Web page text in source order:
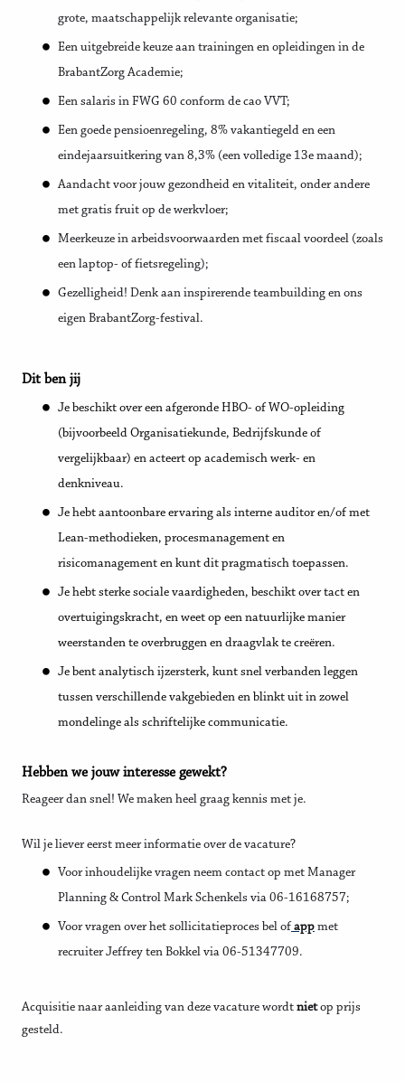
grote, maatschappelijk relevante organisatie;
Een uitgebreide keuze aan trainingen en opleidingen in de
BrabantZorg Academie;
Een salaris in FWG 60 conform de cao VVT;
Een goede pensioenregeling, 8% vakantiegeld en een
eindejaarsuitkering van 8,3% (een volledige 13e maand);
Aandacht voor jouw gezondheid en vitaliteit, onder andere
met gratis fruit op de werkvloer;
Meerkeuze in arbeidsvoorwaarden met fiscaal voordeel (zoals
een laptop- of fietsregeling);
Gezelligheid! Denk aan inspirerende teambuilding en ons
eigen BrabantZorg-festival.
Dit ben jij
Je beschikt over een afgeronde HBO- of WO-opleiding
(bijvoorbeeld Organisatiekunde, Bedrijfskunde of
vergelijkbaar) en acteert op academisch werk- en
denkniveau.
Je hebt aantoonbare ervaring als interne auditor en/of met
Lean-methodieken, procesmanagement en
risicomanagement en kunt dit pragmatisch toepassen.
Je hebt sterke sociale vaardigheden, beschikt over tact en
overtuigingskracht, en weet op een natuurlijke manier
weerstanden te overbruggen en draagvlak te creëren.
Je bent analytisch ijzersterk, kunt snel verbanden leggen
tussen verschillende vakgebieden en blinkt uit in zowel
mondelinge als schriftelijke communicatie.
Hebben we jouw interesse gewekt?
Reageer dan snel! We maken heel graag kennis met je.
Wil je liever eerst meer informatie over de vacature?
Voor inhoudelijke vragen neem contact op met Manager
Planning & Control Mark Schenkels via 06-16168757;
Voor vragen over het sollicitatieproces bel of app met
recruiter Jeffrey ten Bokkel via 06-51347709.
Acquisitie naar aanleiding van deze vacature wordt nietop prijs
gesteld.